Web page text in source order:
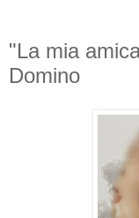
"La mia
Domino